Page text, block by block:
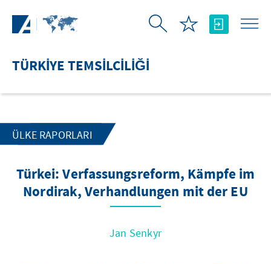
TÜRKIYE TEMSILCILIĞI
ÜLKE RAPORLARI
Türkei: Verfassungsreform, Kämpfe im
Nordirak, Verhandlungen mit der EU
Jan Senkyr